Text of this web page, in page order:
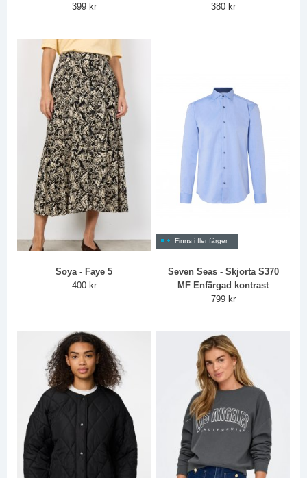
399 kr
380 kr
Soya - Faye 5
400 kr
Finns i fler färger
Seven Seas - Skjorta S370
MF Enfärgad kontrast
799 kr